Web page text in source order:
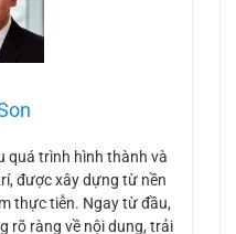
quá trình hình thành và
được xây dựng từ nền
thực tiễn. Ngay từ đầu,
rõ ràng về nội dung, trải